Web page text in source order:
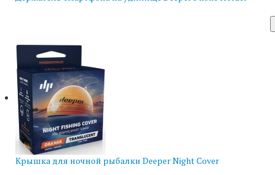
Крышка для ночной рыбалки Deeper Night Cover